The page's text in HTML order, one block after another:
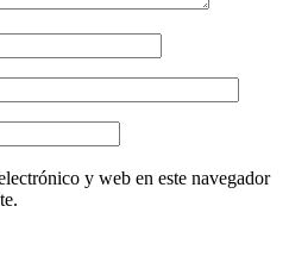
y web en este navegador